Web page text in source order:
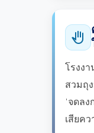
back_hand
โรงง
สวมถุ
'จดล
เสียค